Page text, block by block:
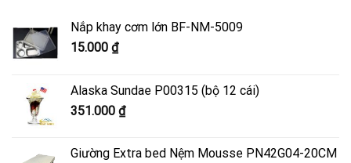
Nắp khay cơm lớn BF-NM-5009
15.000 ₫
Alaska Sundae P00315 (bộ 12 cái)
351.000 ₫
Giường Extra bed Nệm Mousse PN42G04-20CM